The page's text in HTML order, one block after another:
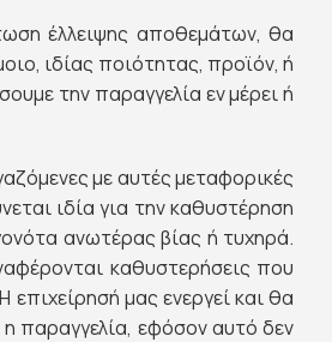
έλλειψης αποθεμάτων, θα
ιδίας ποιότητας, προϊόν, ή
την παραγγελία εν μέρει ή
με αυτές μεταφορικές
ιδία για την καθυστέρηση
ανωτέρας βίας ή τυχηρά.
καθυστερήσεις που
μας ενεργεί και θα
παραγγελία, εφόσον αυτό δεν